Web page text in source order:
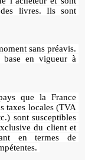
livres. Ils sont
sans préavis.
base en vigueur à
que la France
taxes locales (TVA
sont susceptibles
du client et
en termes de